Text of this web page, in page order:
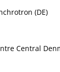
(DE)
Central